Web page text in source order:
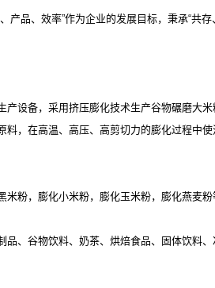
产品、效率”作为企业的发展目标，秉承“共
产设备，采用挤压膨化技术生产谷物碾磨大
料，在高温、高压、高剪切力的膨化过程中
米粉，膨化小米粉，膨化玉米粉，膨化燕麦粉
品、谷物饮料、奶茶、烘焙食品、固体饮料